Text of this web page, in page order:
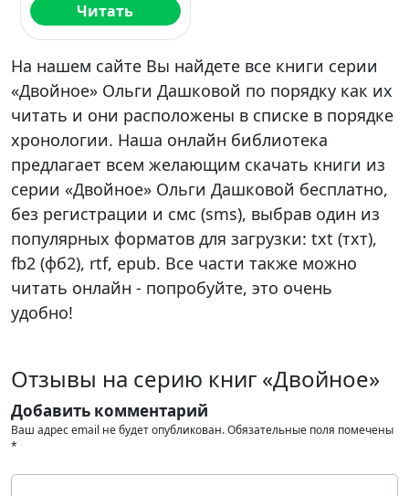
Читать
На нашем сайте Вы найдете все книги серии
«Двойное» Ольги Дашковой по порядку как их
читать и они расположены в списке в порядке
хронологии. Наша онлайн библиотека
предлагает всем желающим скачать книги из
серии «Двойное» Ольги Дашковой бесплатно,
без регистрации и смс (sms), выбрав один из
популярных форматов для загрузки: txt (тхт),
fb2 (фб2), rtf, epub. Все части также можно
читать онлайн - попробуйте, это очень
удобно!
Отзывы на серию книг «Двойное»
Добавить комментарий
Ваш адрес email не будет опубликован.Обязательные поля помечены
*